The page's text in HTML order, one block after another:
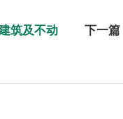
筑及不动
下一篇